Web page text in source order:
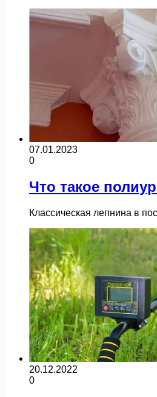
07.01.2023
0
Что такое
Классическая лепнина в
20.12.2022
0